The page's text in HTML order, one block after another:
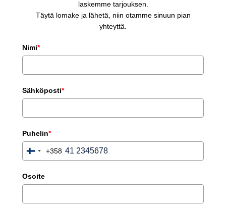
laskemme tarjouksen.
Täytä lomake ja lähetä, niin otamme sinuun pian
yhteyttä.
Nimi*
Sähköposti*
Puhelin*
Finland+358
Osoite